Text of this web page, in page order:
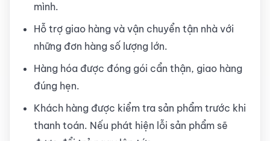
mình.
Hỗ trợ giao hàng và vận chuyển tận nhà với
những đơn hàng số lượng lớn.
Hàng hóa được đóng gói cẩn thận, giao hàng
đúng hẹn.
Khách hàng được kiểm tra sản phẩm trước khi
thanh toán. Nếu phát hiện lỗi sản phẩm sẽ